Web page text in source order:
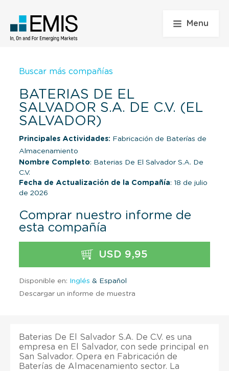
Menu
Buscar más compañías
BATERIAS DE EL
SALVADOR S.A. DE C.V. (EL
SALVADOR)
Principales Actividades: Fabricación de Baterías de
Almacenamiento
Nombre Completo: Baterias De El Salvador S.A. De
C.V.
Fecha de Actualización de la Compañía: 18 de julio
de 2026
Comprar nuestro informe de
esta compañía
USD 9,95
Disponible en: Inglés & Español
Descargar un informe de muestra
Baterias De El Salvador S.A. De C.V. es una
empresa en El Salvador, con sede principal en
San Salvador. Opera en Fabricación de
Baterías de Almacenamiento sector. La